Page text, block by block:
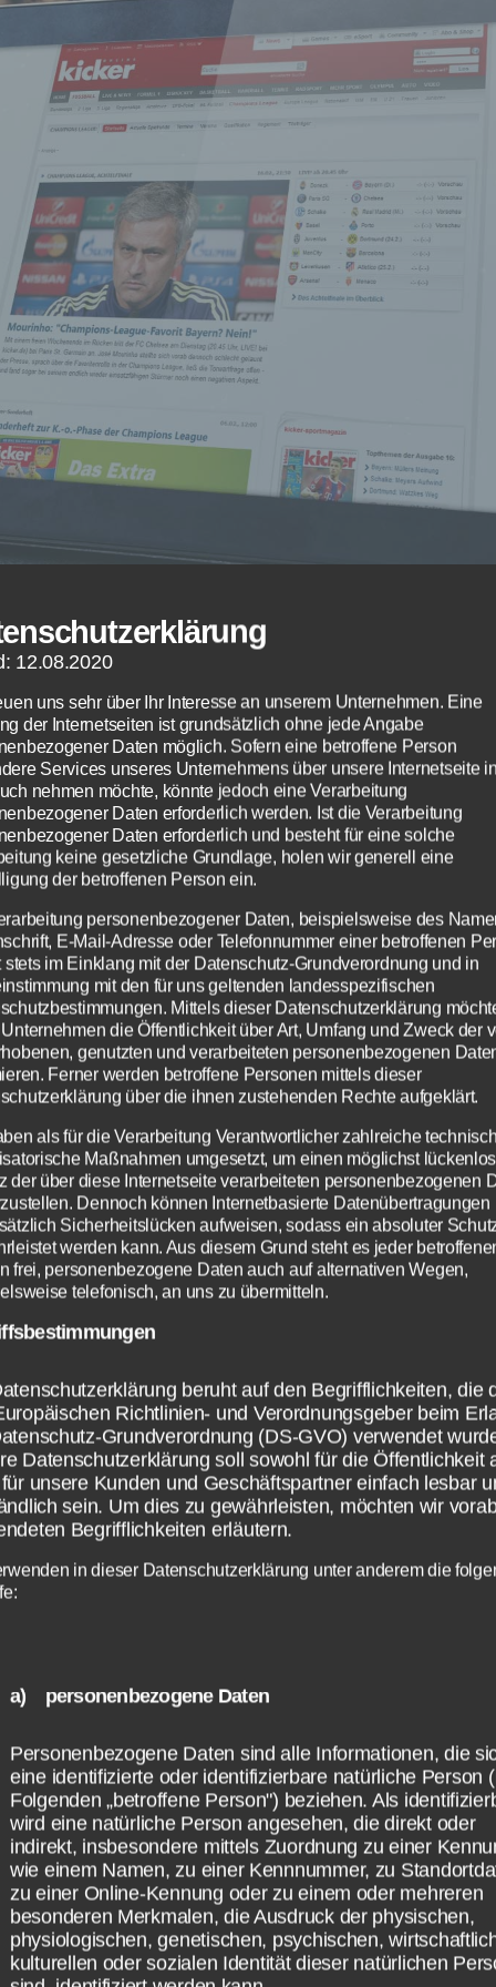
zur UEFA Champions League - Bildquelle: Eigene
Supercup 2015 wid natürlich auch in
2014 / 2015 ausgespielt. Wie immer spielen
Pokal die Gewinner der UEFA Champions
und der Europa League gegeneinander um
beste Mannschaft Europas zu ermitteln.
Artikel haben wir dir daher alle
Fragen und Antworten rund um den
2015 für dich zusammengefasst, sodass
verpassen musst in Bezug auf den UEFA
Informationen und
zum UEFA Supercup
Supercup ist der ranghöhste Pokal im
12.08.2020
uns sehr über Ihr Interesse an unserem Unternehmen. Eine
der Internetseiten ist grundsätzlich ohne jede Angabe
Daten möglich. Sofern eine betroffene Person
Services unseres Unternehmens über unsere Internetseite in
nehmen möchte, könnte jedoch eine Verarbeitung
Daten erforderlich werden. Ist die Verarbeitung
Daten erforderlich und besteht für eine solche
keine gesetzliche Grundlage, holen wir generell eine
der betroffenen Person ein.
personenbezogener Daten, beispielsweise des
E-Mail-Adresse oder Telefonnummer einer betroffenen
stets im Einklang mit der Datenschutz-Grundverordnung und in
mit den für uns geltenden landesspezifischen
Mittels dieser Datenschutzerklärung
die Öffentlichkeit über Art, Umfang und Zweck der
genutzten und verarbeiteten personenbezogenen
Ferner werden betroffene Personen mittels dieser
über die ihnen zustehenden Rechte aufgeklärt.
als für die Verarbeitung Verantwortlicher zahlreiche
Maßnahmen umgesetzt, um einen möglichst
der über diese Internetseite verarbeiteten personenbezogenen
Dennoch können Internetbasierte Datenübertragungen
Sicherheitslücken aufweisen, sodass ein absoluter
werden kann. Aus diesem Grund steht es jeder
frei, personenbezogene Daten auch auf alternativen Wegen,
telefonisch, an uns zu übermitteln.
beruht auf den Begrifflichkeiten, die
Richtlinien- und Verordnungsgeber beim
Grundverordnung (DS-GVO) verwendet
Datenschutzerklärung soll sowohl für die Öffentlichkeit
unsere Kunden und Geschäftspartner einfach lesbar
sein. Um dies zu gewährleisten, möchten wir
Begrifflichkeiten erläutern.
in dieser Datenschutzerklärung unter anderem die
a) personenbezogene Daten
Personenbezogene Daten sind alle Informationen, die
eine identifizierte oder identifizierbare natürliche Person
Folgenden „betroffene Person") beziehen. Als
wird eine natürliche Person angesehen, die direkt oder
indirekt, insbesondere mittels Zuordnung zu einer
wie einem Namen, zu einer Kennnummer, zu
zu einer Online-Kennung oder zu einem oder mehreren
besonderen Merkmalen, die Ausdruck der physischen,
physiologischen, genetischen, psychischen,
kulturellen oder sozialen Identität dieser natürlichen